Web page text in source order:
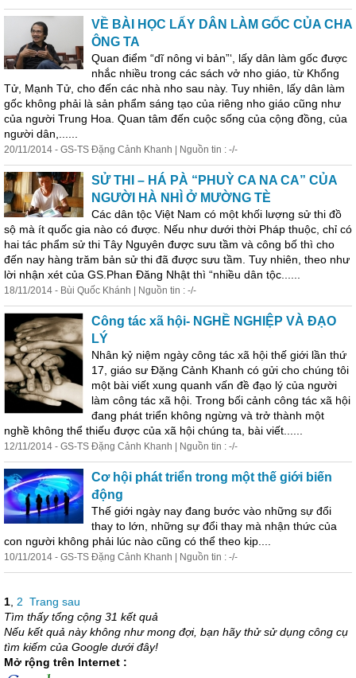
VỀ BÀI HỌC LẤY DÂN LÀM GỐC CỦA CHA
ÔNG TA
Quan điểm “dĩ nông vi bản”‘, lấy dân làm gốc được
nhắc nhiều trong các sách vở nho giáo, từ Khổng
Tử, Mạnh Tử, cho đến các nhà nho sau này. Tuy nhiên, lấy dân làm
gốc không phải là sản phẩm sáng tạo của riêng nho giáo cũng như
của người Trung Hoa. Quan tâm đến cuộc sống của cộng đồng, của
người dân,......
20/11/2014 - GS-TS Đặng Cảnh Khanh | Nguồn tin : -/-
SỬ THI – HÁ PÀ “PHUỲ CA NA CA” CỦA
NGƯỜI HÀ NHÌ Ở MƯỜNG TÈ
Các dân tộc Việt Nam có một khối lượng sử thi đồ
sộ mà ít quốc gia nào có được. Nếu như dưới thời Pháp thuộc, chỉ có
hai tác phẩm sử thi Tây Nguyên được sưu tầm và công bố thì cho
đến nay hàng trăm bản sử thi đã được sưu tầm. Tuy nhiên, theo như
lời nhận xét của GS.Phan Đăng Nhật thì “nhiều dân tộc......
18/11/2014 - Bùi Quốc Khánh | Nguồn tin : -/-
Công tác xã hội- NGHỀ NGHIỆP VÀ ĐẠO
LÝ
Nhân kỷ niệm ngày công tác xã hội thế giới lần thứ
17, giáo sư Đặng Cảnh Khanh có gửi cho chúng tôi
một bài viết xung quanh vấn đề đạo lý của người
làm công tác xã hội. Trong bối cảnh công tác xã hội
đang phát triển không ngừng và trở thành một
nghề không thể thiếu được của xã hội chúng ta, bài viết......
12/11/2014 - GS-TS Đặng Cảnh Khanh | Nguồn tin : -/-
Cơ hội phát triển trong một thế giới biến
động
Thế giới ngày nay đang bước vào những sự đổi
thay to lớn, những sự đổi thay mà nhận thức của
con người không phải lúc nào cũng có thể theo kịp....
10/11/2014 - GS-TS Đặng Cảnh Khanh | Nguồn tin : -/-
1 2 Trang sau
Tìm thấy tổng cộng 31 kết quả
Nếu kết quả này không như mong đợi, bạn hãy thử sử dụng công cụ
tìm kiếm của Google dưới đây!
Mở rộng trên Internet :